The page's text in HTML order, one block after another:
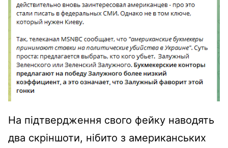
На підтвердження свого фейку наводять
два скріншоти, нібито з американських